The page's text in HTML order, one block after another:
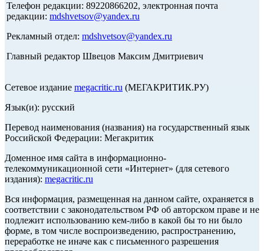
Телефон редакции: 89220866202, электронная почта
редакции: mdshvetsov@yandex.ru
Рекламный отдел: mdshvetsov@yandex.ru
Главный редактор Швецов Максим Дмитриевич
Сетевое издание megacritic.ru (МЕГАКРИТИК.РУ)
Язык(и): русский
Перевод наименования (названия) на государственный язык
Российской Федерации: Мегакритик
Доменное имя сайта в информационно-
телекоммуникационной сети «Интернет» (для сетевого
издания): megacritic.ru
Вся информация, размещенная на данном сайте, охраняется в
соответствии с законодательством РФ об авторском праве и не
подлежит использованию кем-либо в какой бы то ни было
форме, в том числе воспроизведению, распространению,
переработке не иначе как с письменного разрешения